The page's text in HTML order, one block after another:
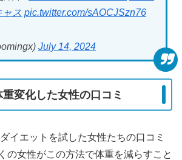
ャス pic.twitter.com/sAOCJSzn76
July 14, 2024
変化した女性の口コミ
イエットを試した女性たちの口コミ
の女性がこの方法で体重を減らすこと